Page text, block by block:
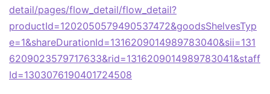
detail/pages/flow_detail/flow_detail?
productId=1202050579490537472&goodsShelvesTyp
e=1&shareDurationId=1316209014989783040&sii=131
6209023579717633&rid=1316209014989783041&staff
Id=1303076190401724508